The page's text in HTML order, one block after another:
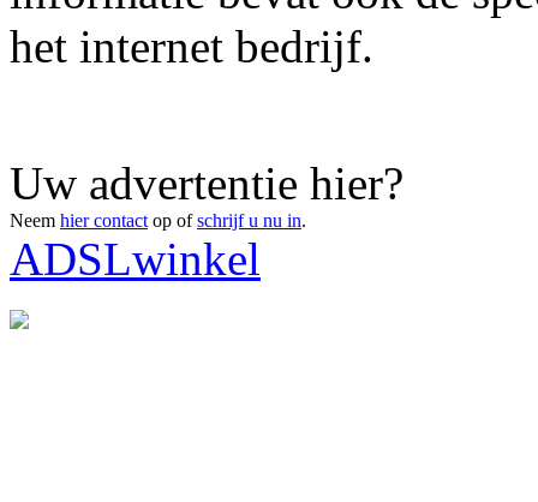
het internet bedrijf.
Uw advertentie hier?
Neem hier contact op ofschrijf u nu in.
ADSLwinkel